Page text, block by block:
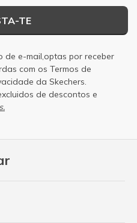
TE
e-mail,optas por receber
com os Termos de
da Skechers.
de descontos e